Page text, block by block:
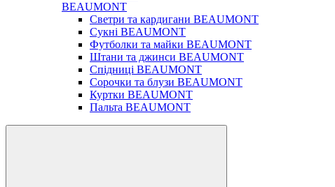
BEAUMONT
Светри та кардигани BEAUMONT
Сукні BEAUMONT
Футболки та майки BEAUMONT
Штани та джинси BEAUMONT
Спідниці BEAUMONT
Сорочки та блузи BEAUMONT
Куртки BEAUMONT
Пальта BEAUMONT